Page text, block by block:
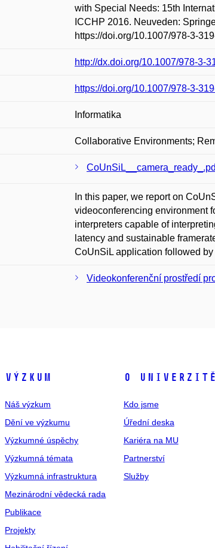
with Special Needs: 15th
ICCHP 2016. Neuveden:
https://doi.org/10.1007/978-3-
http://dx.doi.org/10.1007/978-3-
https://doi.org/10.1007/978-3-
Informatika
Collaborative Environments;
In this paper, we report on
videoconferencing environment
interpreters capable of
latency and sustainable
CoUnSiL application followed
Videokonferenční prostředí
Výzkum
Náš výzkum
Dění ve výzkumu
Výzkumné úspěchy
Výzkumná témata
Výzkumná infrastruktura
Mezinárodní vědecká rada
Publikace
Projekty
O univerzitě
Kdo jsme
Úřední deska
Kariéra na MU
Partnerství
Služby